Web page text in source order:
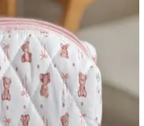
dayanıklı malzemeleri ve pratik
taşımanızı sağlar. Geniş
tercihidir.
Boyut ve Malzeme
ve malzeme faktörleri, kullanım
büyük önem taşır. Doğru
taşınması sağlanır.